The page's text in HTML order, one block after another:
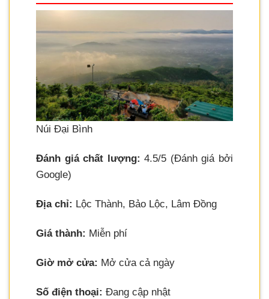
Núi Đại Bình
Đánh giá chất lượng: 4.5/5 (Đánh giá bởi
Google)
Địa chỉ: Lộc Thành, Bảo Lộc, Lâm Đồng
Giá thành: Miễn phí
Giờ mở cửa: Mở cửa cả ngày
Số điện thoại: Đang cập nhật